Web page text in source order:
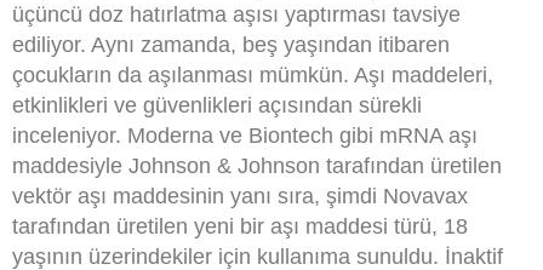
üçüncü doz hatırlatma aşısı yaptırması tavsiye
ediliyor. Aynı zamanda, beş yaşından itibaren
çocukların da aşılanması mümkün. Aşı maddeleri,
etkinlikleri ve güvenlikleri açısından sürekli
inceleniyor. Moderna ve Biontech gibi mRNA aşı
maddesiyle Johnson & Johnson tarafından üretilen
vektör aşı maddesinin yanı sıra, şimdi Novavax
tarafından üretilen yeni bir aşı maddesi türü, 18
yaşının üzerindekiler için kullanıma sunuldu. İnaktif